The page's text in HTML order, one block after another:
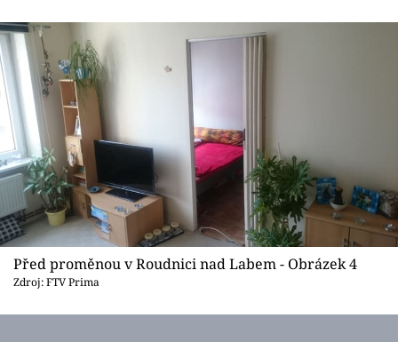
Před proměnou v Roudnici nad Labem - Obrázek 4
Zdroj: FTV Prima